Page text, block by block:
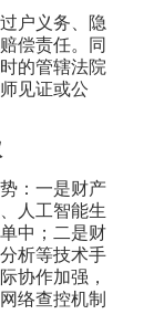
户义务、隐
偿责任。同
的管辖法院
见证或公
：一是财产
人工智能生
中；二是财
析等技术手
协作加强，
络查控机制